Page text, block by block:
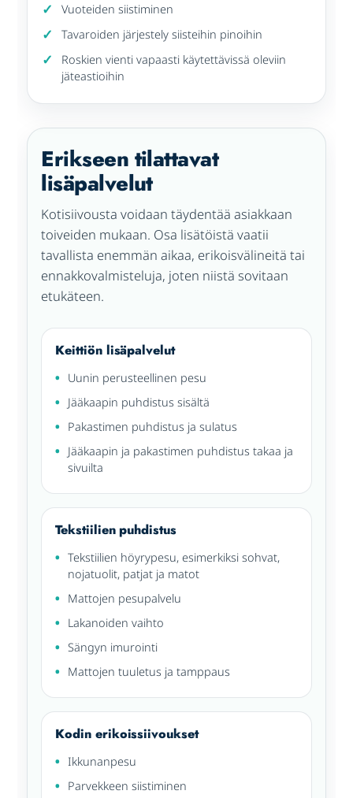
Vuoteiden siistiminen
Tavaroiden järjestely siisteihin pinoihin
Roskien vienti vapaasti käytettävissä oleviin
jäteastioihin
Erikseen tilattavat
lisäpalvelut
Kotisiivousta voidaan täydentää asiakkaan
toiveiden mukaan. Osa lisätöistä vaatii
tavallista enemmän aikaa, erikoisvälineitä tai
ennakkovalmisteluja, joten niistä sovitaan
etukäteen.
Keittiön lisäpalvelut
Uunin perusteellinen pesu
Jääkaapin puhdistus sisältä
Pakastimen puhdistus ja sulatus
Jääkaapin ja pakastimen puhdistus takaa ja
sivuilta
Tekstiilien puhdistus
Tekstiilien höyrypesu, esimerkiksi sohvat,
nojatuolit, patjat ja matot
Mattojen pesupalvelu
Lakanoiden vaihto
Sängyn imurointi
Mattojen tuuletus ja tamppaus
Kodin erikoissiivoukset
Ikkunanpesu
Parvekkeen siistiminen